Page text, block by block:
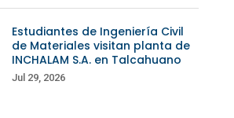
Estudiantes de Ingeniería Civil
de Materiales visitan planta de
INCHALAM S.A. en Talcahuano
Jul 29, 2026